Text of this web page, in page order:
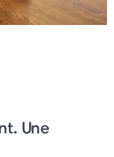
Une